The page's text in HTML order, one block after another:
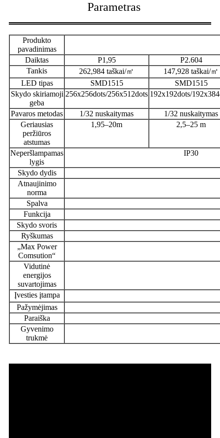
Parametras
Produkto
pavadinimas
Daiktas
P1,95
P2.604
Tankis
262,984 taškai/㎡
147,928 taškai/㎡
LED tipas
SMD1515
SMD1515
Skydo skiriamoji
geba
256x256dots/256x512dots 192x192dots/
Pavaros metodas 1/32 nuskaitymas
1/32 nuskaitymas
Geriausias
peržiūros
atstumas
1,95–20m 2,5–25 m
Neperšlampamas
lygis
IP30
Skydo dydis
Atnaujinimo
norma
Spalva
Funkcija
Skydo svoris
Ryškumas
„Max Power
Comsution“
Vidutinė
energijos
suvartojimas
Įvesties įtampa
Pažymėjimas
Paraiška
Gyvenimo
trukmė